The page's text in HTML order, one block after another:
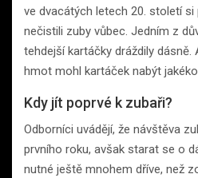
ve dvacátých letech 20. století
nečistili zuby vůbec. Jedním z
tehdejší kartáčky dráždily
hmot mohl kartáček nabýt
Kdy jít poprvé k zubaři?
Odborníci uvádějí, že návštěva
prvního roku, avšak starat se o
nutné ještě mnohem dříve, než